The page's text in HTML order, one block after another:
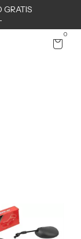
GRATIS
0